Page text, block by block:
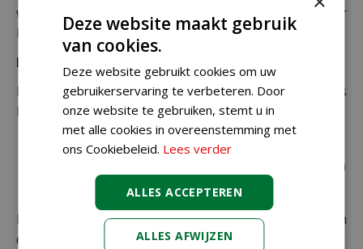
werkdagen. Deze bezorgtijd geldt zowel voor
Nederland als België.
Bezorgkosten Nederland:
Bestellingen van € 49,95 of meer verzenden wij gratis
binnen Nederland.
€ 6,99 voor bestellingen onder € 49,95 voor de
rest van de producten die via pakketpost worden
verzonden.
De juiste verzendkosten worden in de laatste stap van
de winkelwagen berekend.
Deze website maakt gebruik
van cookies.
Deze website gebruikt cookies om uw
gebruikerservaring te verbeteren. Door
onze website te gebruiken, stemt u in
met alle cookies in overeenstemming met
ons Cookiebeleid. Lees verder
ALLES ACCEPTEREN
ALLES AFWIJZEN